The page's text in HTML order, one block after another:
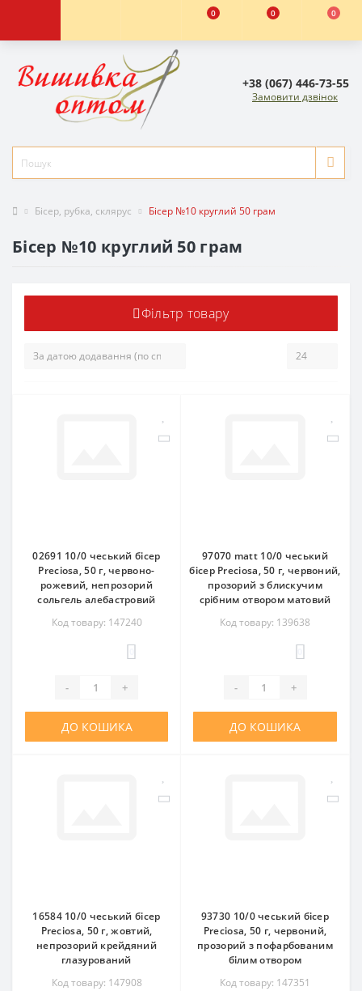
0 0 0
+38 (067) 446-73-55
Замовити дзвінок
Бісер, рубка, склярус Бісер №10 круглий 50 грам
Бісер №10 круглий 50 грам
Фільтр товару
02691 10/0 чеський бісер
Preciosa, 50 г, червоно-
рожевий, непрозорий
сольгель алебастровий
Код товару: 147240
- +
ДО КОШИКА
97070 matt 10/0 чеський
бісер Preciosa, 50 г, червоний,
прозорий з блискучим
срібним отвором матовий
Код товару: 139638
- +
ДО КОШИКА
16584 10/0 чеський бісер
Preciosa, 50 г, жовтий,
непрозорий крейдяний
глазурований
Код товару: 147908
93730 10/0 чеський бісер
Preciosa, 50 г, червоний,
прозорий з пофарбованим
білим отвором
Код товару: 147351